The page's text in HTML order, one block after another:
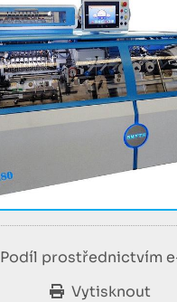
Podíl prostřednictvím
Vytisknout